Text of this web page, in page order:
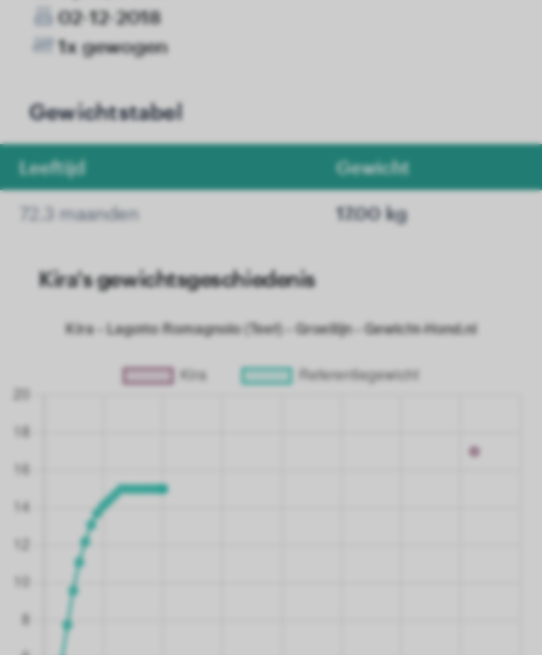
02-12-2018
1x gewogen
Gewichtstabel
Leeftijd Gewicht
72.3 maanden 17.00 kg
Kira's gewichtsgeschiedenis